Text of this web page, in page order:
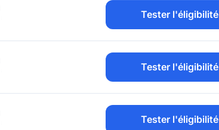
Tester l'éligibilité
Tester l'éligibilité
Tester l'éligibilité